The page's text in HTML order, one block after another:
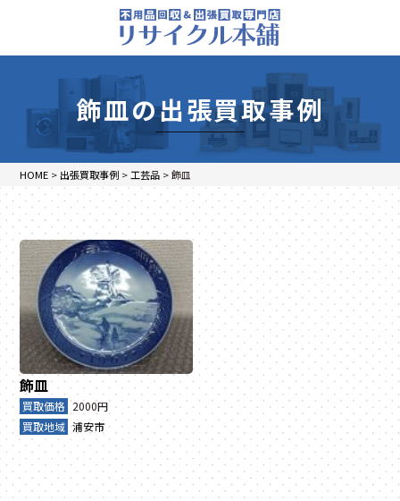
飾皿の出張買取事例
HOME > 出張買取事例 >工芸品 >飾皿
飾皿
買取価格 2000円
買取地域 浦安市